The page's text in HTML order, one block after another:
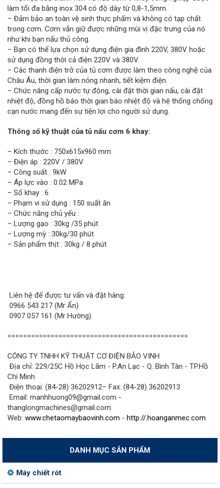
làm tối đa bằng inox 304 có độ dày từ 0,8-1,5mm.
– Đảm bảo an toàn vệ sinh thực phẩm và không có tạp chất
trong cơm. Cơm vẫn giữ được những mùi vị đặc trưng của nó
như khi bạn nấu thủ công.
– Bạn có thể lựa chọn sử dụng điện gia đình 220V, 380V hoặc
sử dụng đồng thời cả điện 220V và 380V.
– Các thanh điện trở của tủ cơm được làm theo công nghệ của
Châu Âu, thời gian làm nóng nhanh, tiết kiệm điện.
– Chức năng cấp nước tự động, cài đặt thời gian nấu, cài đặt
nhiệt độ, đồng hồ báo thời gian báo nhiệt độ và hệ thống chống
cạn nước mang đến sự tiện lợi cho người sử dụng.
Thông số kỹ thuật của tủ nấu cơm 6 khay:
– Kích thước : 750x615x960 mm
– Điện áp : 220V / 380V
– Công suất : 9kW
– Áp lực vào : 0.02 MPa
– Số khay : 6
– Phạm vi sử dụng : 150 suất ăn
– Chức năng chủ yếu :
– Lượng gạo : 30kg /35 phút
– Lượng mỳ : 30kg/30 phút
– Sản phẩm thịt : 30kg / 8 phút
Liên hệ để được tư vấn và đặt hàng:
0966 543 217 (Mr Ẩn)
0907 057 161 (Mr Hường)
==============================================
CÔNG TY TNHH KỸ THUẬT CƠ ĐIỆN BẢO VINH
Địa chỉ: 229/25C Hồ Học Lãm - P.An Lạc - Q. Bình Tân - TP.Hồ
Chí Minh
Điện thoại: (84-28) 36202912– Fax: (84-28) 36202913
Email: manhhuong09@gmail.com -
thanglongmachines@gmail.com
Web: www.chetaomaybaovinh.com - http://.hoanganmec.com
DANH MỤC SẢN PHẨM
Máy chiết rót